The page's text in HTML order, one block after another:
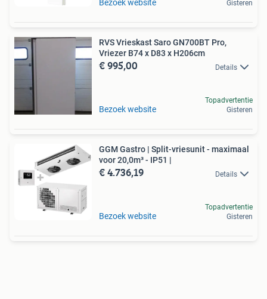
Bezoek website
Gisteren
RVS Vrieskast Saro GN700BT Pro,
Vriezer B74 x D83 x H206cm
€ 995,00 Details
Bezoek website
Topadvertentie
Gisteren
GGM Gastro | Split-vriesunit - maximaal
voor 20,0m³ - IP51 |
€ 4.736,19 Details
Bezoek website
Topadvertentie
Gisteren